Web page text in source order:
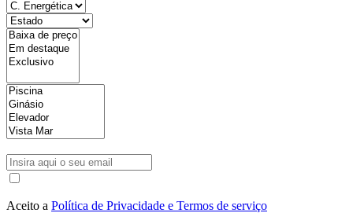
Aceito a Política de Privacidade e Termos de serviço